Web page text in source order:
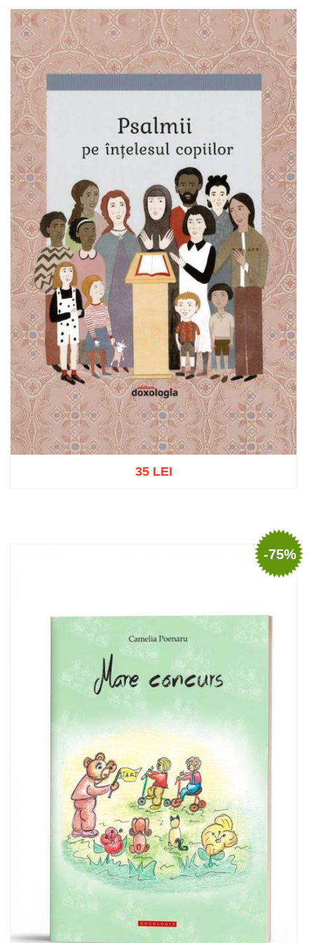
35 LEI
-75%